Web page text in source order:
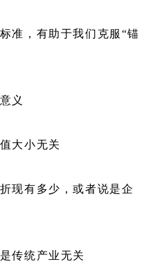
准，有助于我们克服“锚
义
大小无关
现有多少，或者说是企
传统产业无关